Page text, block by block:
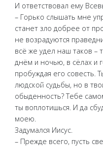
И ответствовал ему
– Горько слышать мне
станет зло добрее от
не возрадуются
всё же удел наш таков –
днём и ночью, в сёлах и
пробуждая его совесть.
людской судьбы, но в
обыденность? Тебе
ты воплотишься. И да
моею.
Задумался Иисус.
– Прежде всего, пусть